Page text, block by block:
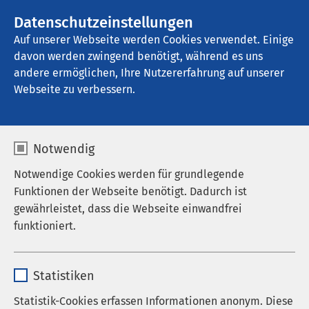
Datenschutzeinstellungen
Auf unserer Webseite werden Cookies verwendet. Einige
davon werden zwingend benötigt, während es uns
andere ermöglichen, Ihre Nutzererfahrung auf unserer
Webseite zu verbessern.
Notwendig
Notwendige Cookies werden für grundlegende
Funktionen der Webseite benötigt. Dadurch ist
gewährleistet, dass die Webseite einwandfrei
funktioniert.
Anbieter sgalinski
Statistiken
Statistik-Cookies erfassen Informationen anonym. Diese
AMEOS Ambulantes Klinikum Bremerhaven